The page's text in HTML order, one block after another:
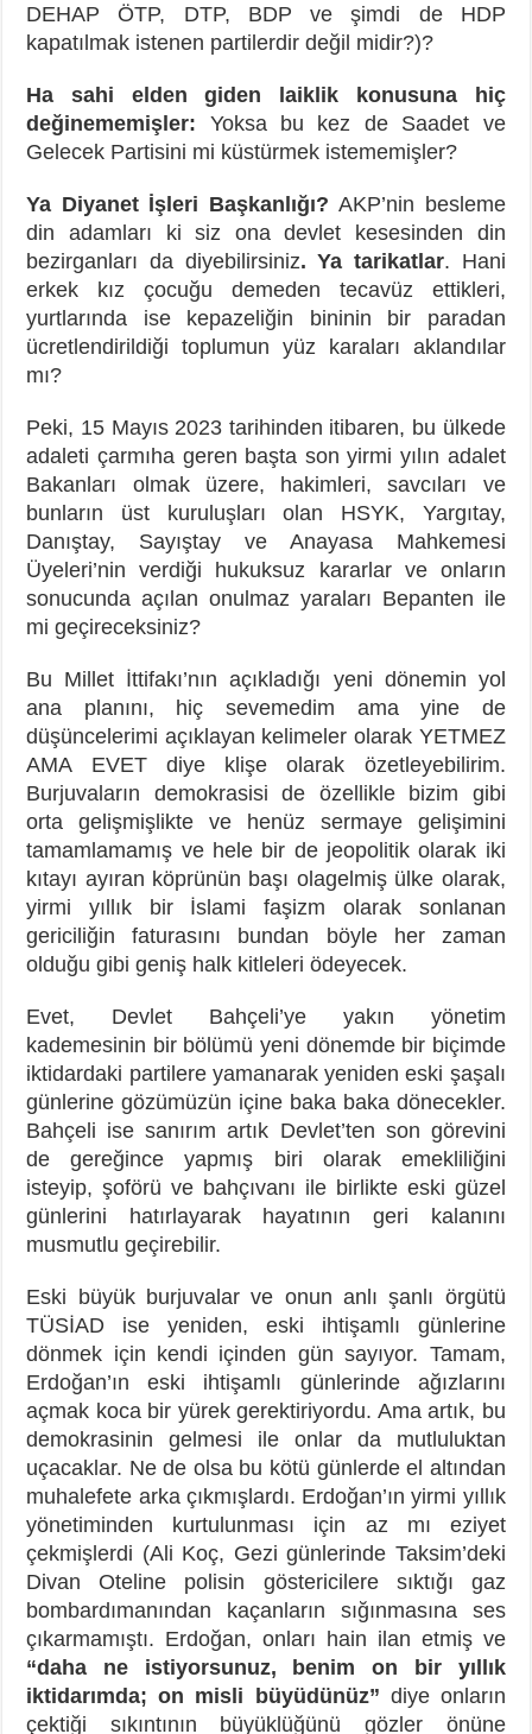
DEHAP ÖTP, DTP, BDP ve şimdi de HDP
kapatılmak istenen partilerdir değil midir?)?
Ha sahi elden giden laiklik konusuna hiç
değinememişler: Yoksa bu kez de Saadet ve
Gelecek Partisini mi küstürmek istememişler?
Ya Diyanet İşleri Başkanlığı?AKP’nin besleme
din adamları ki siz ona devlet kesesinden din
bezirganları da diyebilirsiniz. Ya tarikatlar. Hani
erkek kız çocuğu demeden tecavüz ettikleri,
yurtlarında ise kepazeliğin bininin bir paradan
ücretlendirildiği toplumun yüz karaları aklandılar
mı?
Peki, 15 Mayıs 2023 tarihinden itibaren, bu ülkede
adaleti çarmıha geren başta son yirmi yılın adalet
Bakanları olmak üzere, hakimleri, savcıları ve
bunların üst kuruluşları olan HSYK, Yargıtay,
Danıştay, Sayıştay ve Anayasa Mahkemesi
Üyeleri’nin verdiği hukuksuz kararlar ve onların
sonucunda açılan onulmaz yaraları Bepanten ile
mi geçireceksiniz?
Bu Millet İttifakı’nın açıkladığı yeni dönemin yol
ana planını, hiç sevemedim ama yine de
düşüncelerimi açıklayan kelimeler olarak YETMEZ
AMA EVET diye klişe olarak özetleyebilirim.
Burjuvaların demokrasisi de özellikle bizim gibi
orta gelişmişlikte ve henüz sermaye gelişimini
tamamlamamış ve hele bir de jeopolitik olarak iki
kıtayı ayıran köprünün başı olagelmiş ülke olarak,
yirmi yıllık bir İslami faşizm olarak sonlanan
gericiliğin faturasını bundan böyle her zaman
olduğu gibi geniş halk kitleleri ödeyecek.
Evet, Devlet Bahçeli’ye yakın yönetim
kademesinin bir bölümü yeni dönemde bir biçimde
iktidardaki partilere yamanarak yeniden eski şaşalı
günlerine gözümüzün içine baka baka dönecekler.
Bahçeli ise sanırım artık Devlet’ten son görevini
de gereğince yapmış biri olarak emekliliğini
isteyip, şoförü ve bahçıvanı ile birlikte eski güzel
günlerini hatırlayarak hayatının geri kalanını
musmutlu geçirebilir.
Eski büyük burjuvalar ve onun anlı şanlı örgütü
TÜSİAD ise yeniden, eski ihtişamlı günlerine
dönmek için kendi içinden gün sayıyor. Tamam,
Erdoğan’ın eski ihtişamlı günlerinde ağızlarını
açmak koca bir yürek gerektiriyordu. Ama artık, bu
demokrasinin gelmesi ile onlar da mutluluktan
uçacaklar. Ne de olsa bu kötü günlerde el altından
muhalefete arka çıkmışlardı. Erdoğan’ın yirmi yıllık
yönetiminden kurtulunması için az mı eziyet
çekmişlerdi (Ali Koç, Gezi günlerinde Taksim’deki
Divan Oteline polisin göstericilere sıktığı gaz
bombardımanından kaçanların sığınmasına ses
çıkarmamıştı. Erdoğan, onları hain ilan etmiş ve
“daha ne istiyorsunuz, benim on bir yıllık
iktidarımda; on misli büyüdünüz” diye onların
çektiği sıkıntının büyüklüğünü gözler önüne